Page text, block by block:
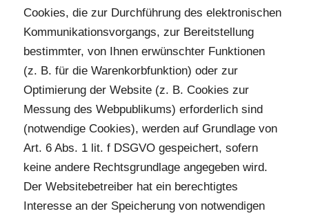
Cookies, die zur Durchführung des elektronischen
Kommunikationsvorgangs, zur Bereitstellung
bestimmter, von Ihnen erwünschter Funktionen
(z. B. für die Warenkorbfunktion) oder zur
Optimierung der Website (z. B. Cookies zur
Messung des Webpublikums) erforderlich sind
(notwendige Cookies), werden auf Grundlage von
Art. 6 Abs. 1 lit. f DSGVO gespeichert, sofern
keine andere Rechtsgrundlage angegeben wird.
Der Websitebetreiber hat ein berechtigtes
Interesse an der Speicherung von notwendigen